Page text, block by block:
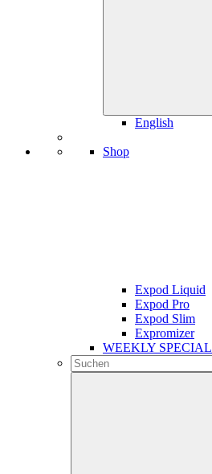
English
Shop
Expod Liquid
Expod Pro
Expod Slim
Expromizer
WEEKLY SPECIAL